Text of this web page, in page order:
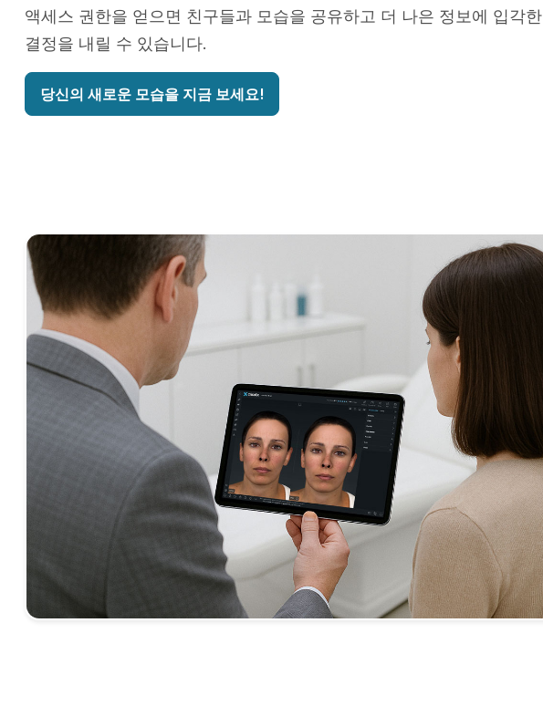
액세스 권한을 얻으면 친구들과 모습을 공유하고 더 나은 정보에 입각한
결정을 내릴 수 있습니다.
당신의 새로운 모습을 지금 보세요!